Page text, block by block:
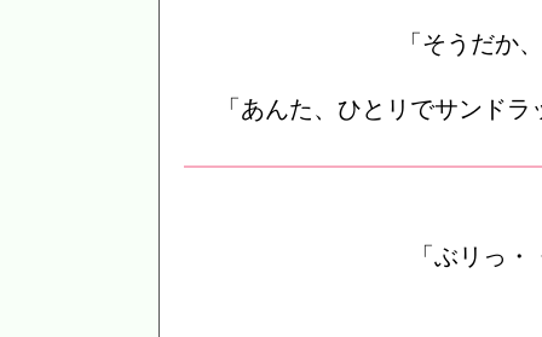
「そうだか
「あんた、ひとリでサンド
「ぶリっ